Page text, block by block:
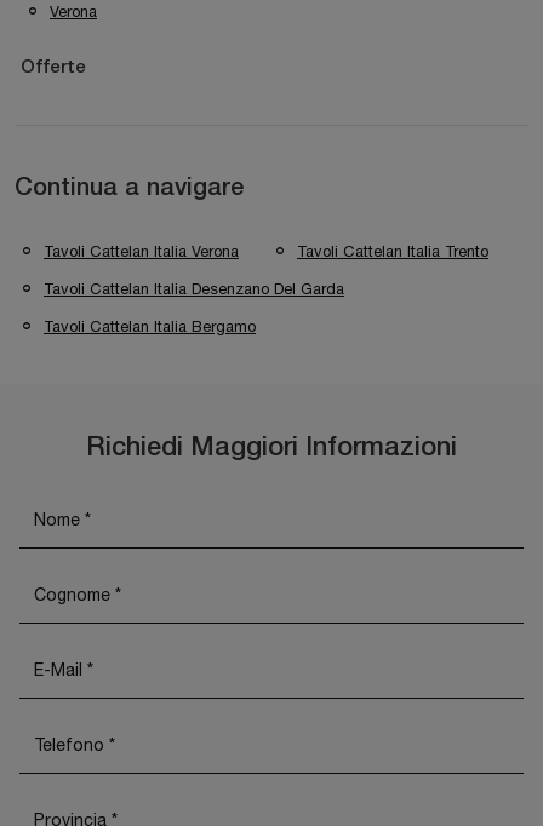
Verona
Offerte
Continua a navigare
Tavoli Cattelan Italia Verona Tavoli Cattelan Italia Trento
Tavoli Cattelan Italia Desenzano Del Garda
Tavoli Cattelan Italia Bergamo
Richiedi Maggiori Informazioni